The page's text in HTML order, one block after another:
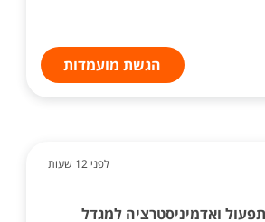
הגשת מועמדות
לפני 12 שעות
ואדמיניסטרציה למגדל